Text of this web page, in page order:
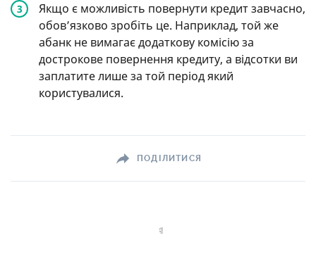
Якщо є можливість повернути кредит завчасно,
обов’язково зробіть це. Наприклад, той же
абанк не вимагає додаткову комісію за
дострокове повернення кредиту, а відсотки ви
заплатите лише за той період який
користувалися.
ПОДІЛИТИСЯ